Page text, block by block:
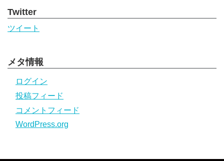
Twitter
ツイート
メタ情報
ログイン
投稿フィード
コメントフィード
WordPress.org